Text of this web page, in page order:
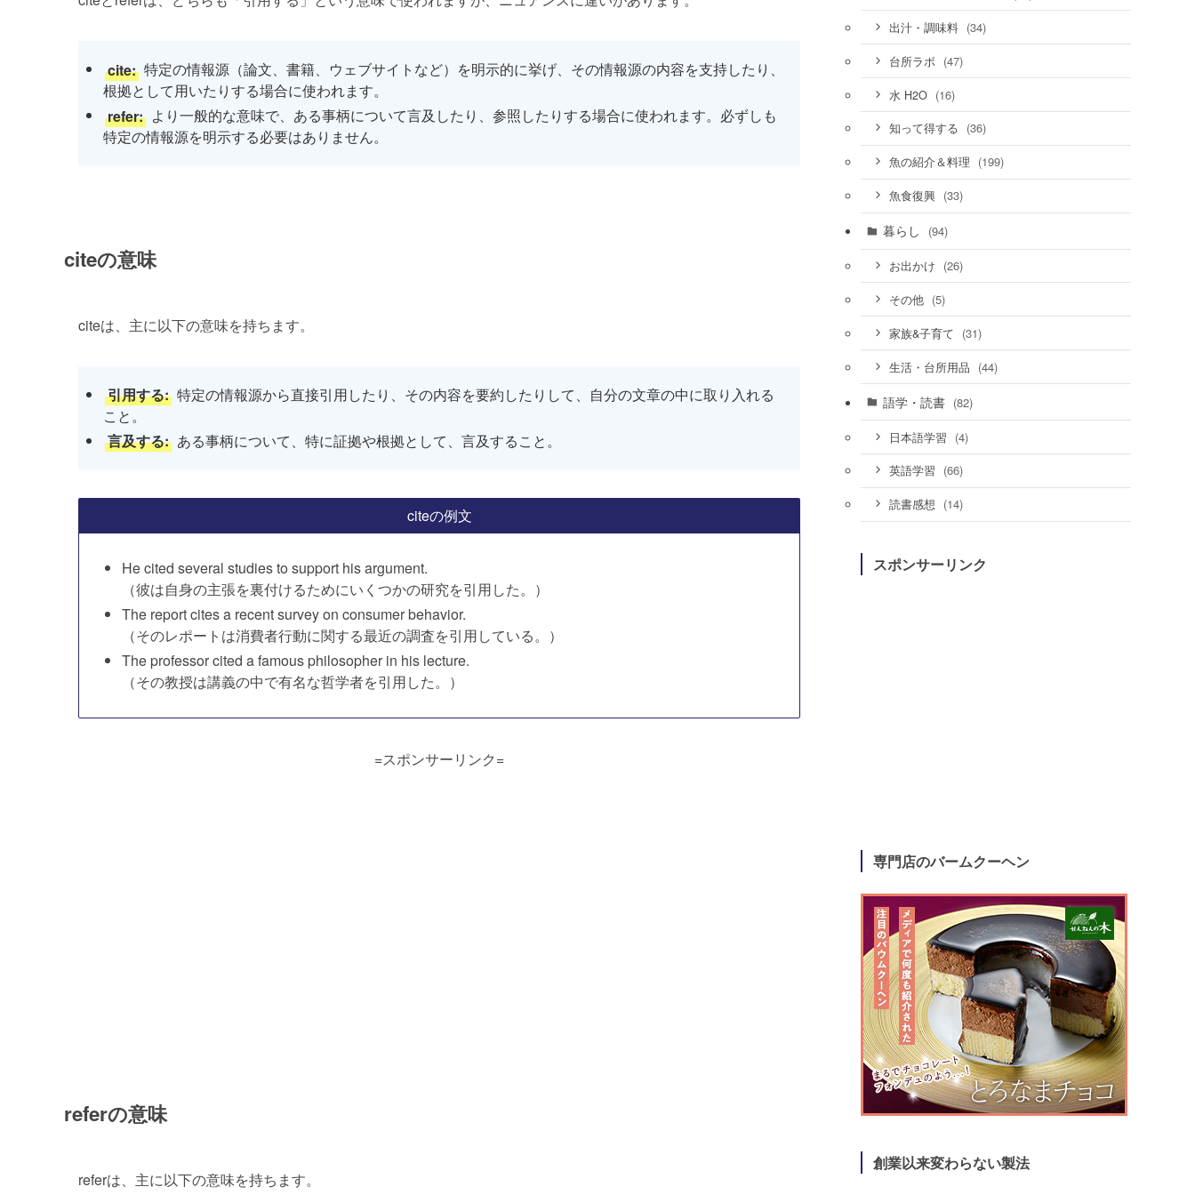
cite: 特定の情報源（論文、書籍、ウェブサイトなど）を明示的に挙げ、その情報源の内容を支持したり、
根拠として用いたりする場合に使われます。
refer: より一般的な意味で、ある事柄について言及したり、参照したりする場合に使われます。必ずしも
特定の情報源を明示する必要はありません。
citeの意味
citeは、主に以下の意味を持ちます。
引用する: 特定の情報源から直接引用したり、その内容を要約したりして、自分の文章の中に取り入れる
こと。
言及する: ある事柄について、特に証拠や根拠として、言及すること。
citeの例文
He cited several studies to support his argument.
（彼は自身の主張を裏付けるためにいくつかの研究を引用した。）
The report cites a recent survey on consumer behavior.
（そのレポートは消費者行動に関する最近の調査を引用している。）
The professor cited a famous philosopher in his lecture.
（その教授は講義の中で有名な哲学者を引用した。）
=スポンサーリンク=
referの意味
referは、主に以下の意味を持ちます。
出汁・調味料 (34)
台所ラボ (47)
水 H2O (16)
知って得する (36)
魚の紹介＆料理 (199)
魚食復興 (33)
暮らし (94)
お出かけ (26)
その他 (5)
家族&子育て (31)
生活・台所用品 (44)
語学・読書 (82)
日本語学習 (4)
英語学習 (66)
読書感想 (14)
スポンサーリンク
専門店のバームクーヘン
創業以来変わらない製法